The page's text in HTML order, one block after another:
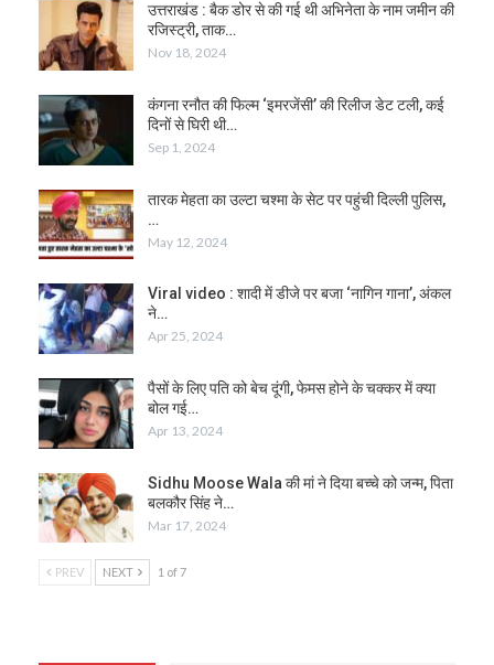
उत्तराखंड : बैक डोर से की गई थी अभिनेता के नाम जमीन की
रजिस्ट्री, ताक…
Nov 18, 2024
कंगना रनौत की फिल्म ‘इमरजेंसी’ की रिलीज डेट टली, कई
दिनों से घिरी थी…
Sep 1, 2024
तारक मेहता का उल्टा चश्मा के सेट पर पहुंची दिल्ली पुलिस,
…
May 12, 2024
Viral video : शादी में डीजे पर बजा ‘नागिन गाना’, अंकल
ने…
Apr 25, 2024
पैसों के लिए पति को बेच दूंगी, फेमस होने के चक्कर में क्या
बोल गई…
Apr 13, 2024
Sidhu Moose Wala की मां ने दिया बच्‍चे को जन्म, पिता
बलकौर सिंह ने…
Mar 17, 2024
PREV NEXT 1 of 7